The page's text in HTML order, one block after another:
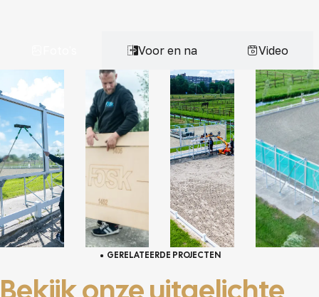
Voor en na Video
GERELATEERDE PROJECTEN